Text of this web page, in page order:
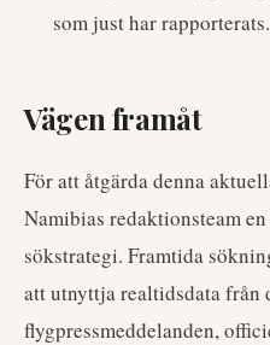
som just har rapporterats.
Vägen framåt
För att åtgärda denna
Namibias redaktionsteam
sökstrategi. Framtida
att utnyttja realtidsdata från
flygpressmeddelanden,